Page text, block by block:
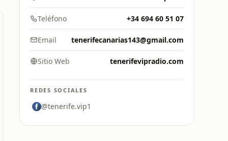
Teléfono +34 694 60 51 07
Email tenerifecanarias143@gmail.com
Sitio Web tenerifevipradio.com
REDES SOCIALES
@tenerife.vip1